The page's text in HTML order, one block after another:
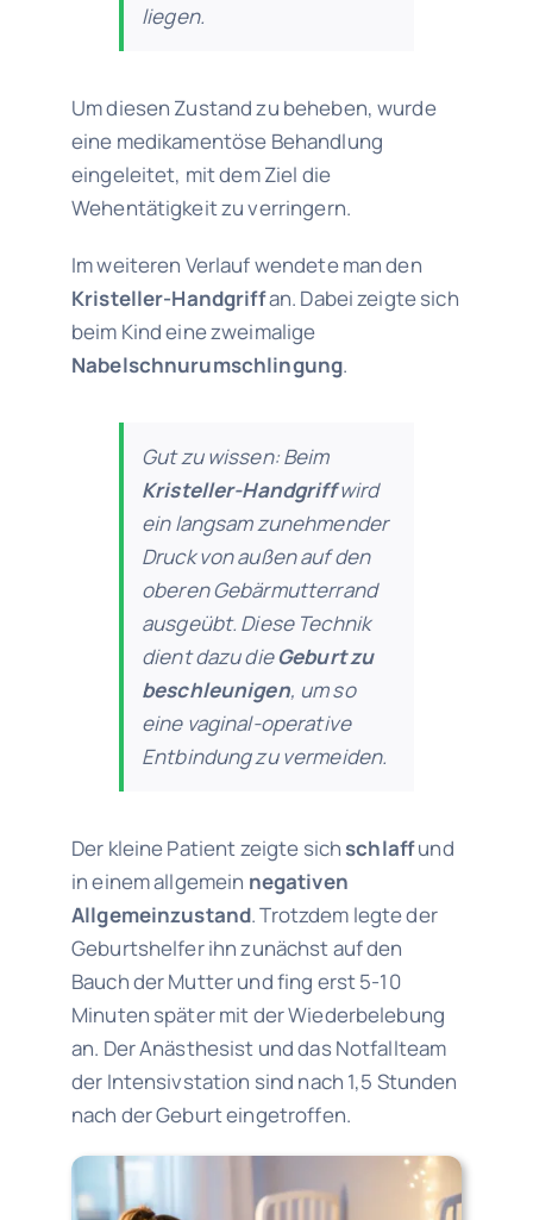
liegen.
Um diesen Zustand zu beheben, wurde
eine medikamentöse Behandlung
eingeleitet, mit dem Ziel die
Wehentätigkeit zu verringern.
Im weiteren Verlauf wendete man den
Kristeller-Handgriffan. Dabei zeigte sich
beim Kind eine zweimalige
Nabelschnurumschlingung.
Gut zu wissen: Beim
Kristeller-Handgriffwird
ein langsam zunehmender
Druck von außen auf den
oberen Gebärmutterrand
ausgeübt. Diese Technik
dient dazu dieGeburt zu
beschleunigen, um so
eine vaginal-operative
Entbindung zu vermeiden.
Der kleine Patient zeigte sich schlaffund
in einem allgemein negativen
Allgemeinzustand. Trotzdem legte der
Geburtshelfer ihn zunächst auf den
Bauch der Mutter und fing erst 5-10
Minuten später mit der Wiederbelebung
an. Der Anästhesist und das Notfallteam
der Intensivstation sind nach 1,5 Stunden
nach der Geburt eingetroffen.